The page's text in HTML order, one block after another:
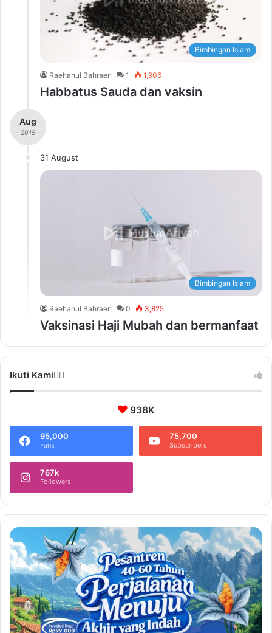
Bimbingan Islam
Raehanul Bahraen 1 1,906
Habbatus Sauda dan vaksin
Aug
- 2015 -
31 August
Bimbingan Islam
Raehanul Bahraen 0 3,825
Vaksinasi Haji Mubah dan bermanfaat
Ikuti Kami❤️‍🔥
938K
95,000
Fans
75,700
Subscribers
767k
Followers